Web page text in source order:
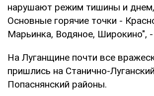
нарушают режим тишины и
Основные горячие точки -
Марьинка, Водяное, Широкино", -
На Луганщине почти все
пришлись на Станично-
Попаснянский районы.